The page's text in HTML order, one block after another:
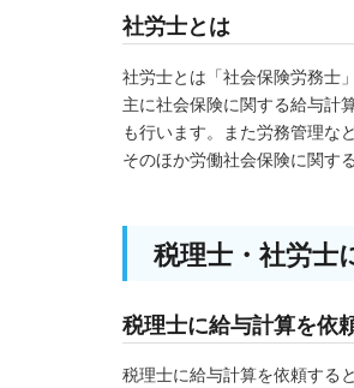
社労士とは
社労士とは「社会保険労務士
主に社会保険に関する給与計
も行います。また労務管理な
そのほか労働社会保険に関す
税理士・社労士
税理士に給与計算を依
税理士に給与計算を依頼する